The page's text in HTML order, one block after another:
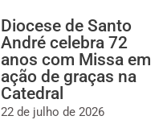
Diocese de Santo
André celebra 72
anos com Missa em
ação de graças na
Catedral
22 de julho de 2026